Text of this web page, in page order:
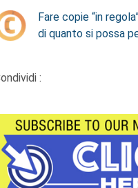
Fare copie “in
di quanto si possa
: